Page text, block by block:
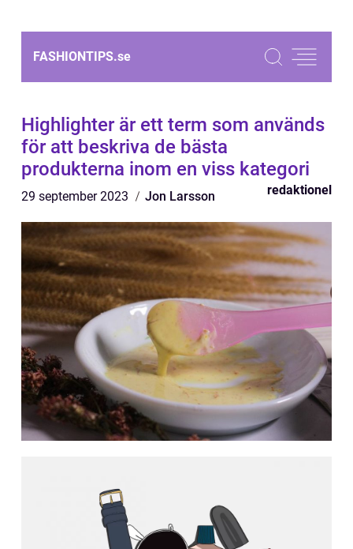
FASHIONTIPS.se
Highlighter är ett term som används
för att beskriva de bästa
produkterna inom en viss kategori
29 september 2023 Jon Larsson redaktionel